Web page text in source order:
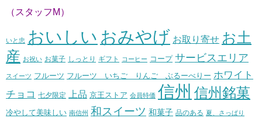
（スタッフM）
いと忠 おいしい おみやげ お取り寄せ お土
産 お祝い お菓子 しっとり ギフト コーヒー コープ サービスエリア
スイーツ フルーツ フルーツ いちご りんご ぶるーべりー ホワイト
チョコ 七夕限定 上品 京王ストア 会員特価 信州 信州銘菓
冷やして美味しい 南信州 和スイーツ 和菓子 品のある 夏、さっぱり